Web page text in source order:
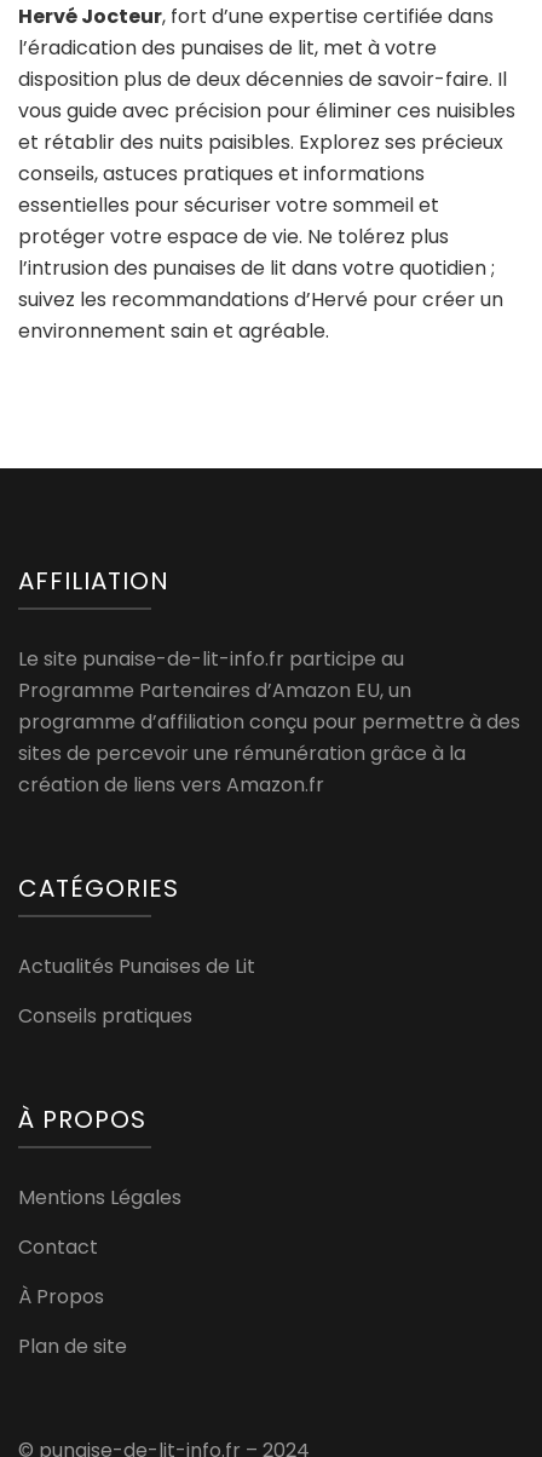
Hervé Jocteur, fort d’une expertise certifiée dans
l’éradication des punaises de lit, met à votre
disposition plus de deux décennies de savoir-faire. Il
vous guide avec précision pour éliminer ces nuisibles
et rétablir des nuits paisibles. Explorez ses précieux
conseils, astuces pratiques et informations
essentielles pour sécuriser votre sommeil et
protéger votre espace de vie. Ne tolérez plus
l’intrusion des punaises de lit dans votre quotidien ;
suivez les recommandations d’Hervé pour créer un
environnement sain et agréable.
AFFILIATION
Le site punaise-de-lit-info.fr participe au
Programme Partenaires d’Amazon EU, un
programme d’affiliation conçu pour permettre à des
sites de percevoir une rémunération grâce à la
création de liens vers Amazon.fr
CATÉGORIES
Actualités Punaises de Lit
Conseils pratiques
À PROPOS
Mentions Légales
Contact
À Propos
Plan de site
© punaise-de-lit-info.fr – 2024